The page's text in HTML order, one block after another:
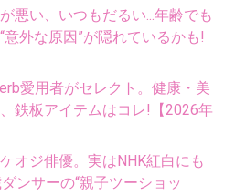
悪い、いつもだるい...年齢でも
意外な原因”が隠れているかも!
愛用者がセレクト。健康・美
鉄板アイテムはコレ!【2026年
オジ俳優。実はNHK紅白にも
ンサーの“親子ツーショッ